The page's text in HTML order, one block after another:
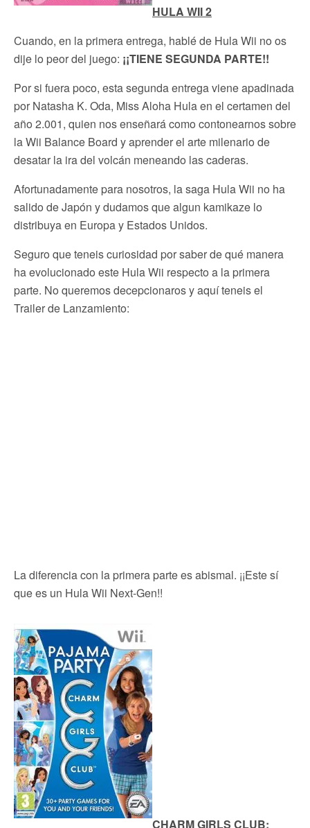
HULA WII 2
Cuando, en la primera entrega, hablé de Hula Wii no os
dije lo peor del juego: ¡¡TIENE SEGUNDA PARTE!!
Por si fuera poco, esta segunda entrega viene apadinada
por Natasha K. Oda, Miss Aloha Hula en el certamen del
año 2.001, quien nos enseñará como contonearnos sobre
la Wii Balance Board y aprender el arte milenario de
desatar la ira del volcán meneando las caderas.
Afortunadamente para nosotros, la saga Hula Wii no ha
salido de Japón y dudamos que algun kamikaze lo
distribuya en Europa y Estados Unidos.
Seguro que teneis curiosidad por saber de qué manera
ha evolucionado este Hula Wii respecto a la primera
parte. No queremos decepcionaros y aquí teneis el
Trailer de Lanzamiento:
La diferencia con la primera parte es abismal. ¡¡Este sí
que es un Hula Wii Next-Gen!!
CHARM GIRLS CLUB: